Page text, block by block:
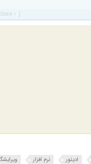
↑ )
ادیتور نرم افزار